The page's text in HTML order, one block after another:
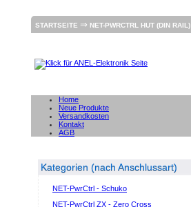
STARTSEITE ⇒ NET-PWRCTRL HUT (DIN RAIL)
Home
Neue Produkte
Versandkosten
Kontakt
AGB
Kategorien (nach Anschlussart)
NET-PwrCtrl - Schuko
NET-PwrCtrl ZX - Zero Cross